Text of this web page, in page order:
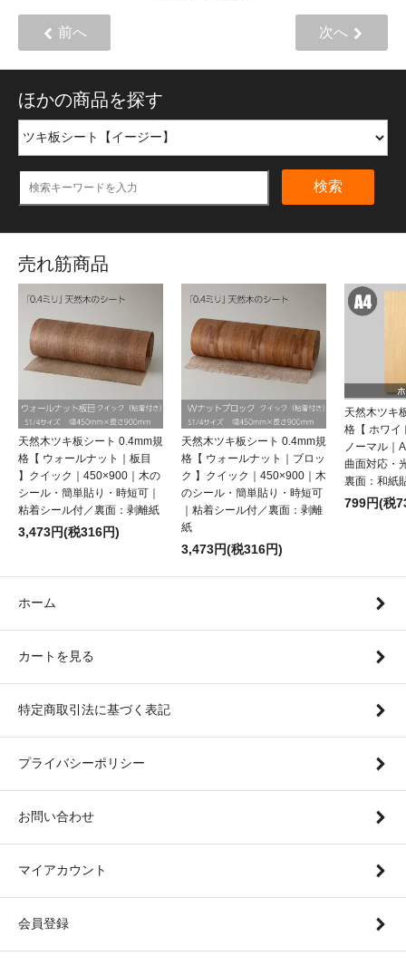
前へ 次へ
ほかの商品を探す
検索
売れ筋商品
天然木ツキ板シート 0.4mm規
格【 ウォールナット｜板目
】クイック｜450×900｜木の
シール・簡単貼り・時短可｜
粘着シール付／裏面：剥離紙
3,473円(税316円)
天然木ツキ板シート 0.4mm規
格【 ウォールナット｜ブロッ
ク 】クイック｜450×900｜木
のシール・簡単貼り・時短可
｜粘着シール付／裏面：剥離
紙
3,473円(税316円)
天然木ツキ
格【 ホワイ
ノーマル｜
曲面対応・
裏面：和紙
799円(税
ホーム
カートを見る
特定商取引法に基づく表記
プライバシーポリシー
お問い合わせ
マイアカウント
会員登録